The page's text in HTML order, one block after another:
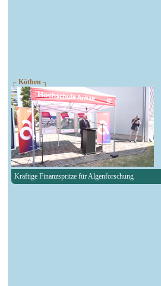
┌ Köthen ┐
Kräftige Finanzspritze für Algenforschung